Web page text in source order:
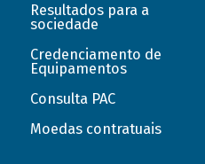
Resultados para a
sociedade
Credenciamento de
Equipamentos
Consulta PAC
Moedas contratuais